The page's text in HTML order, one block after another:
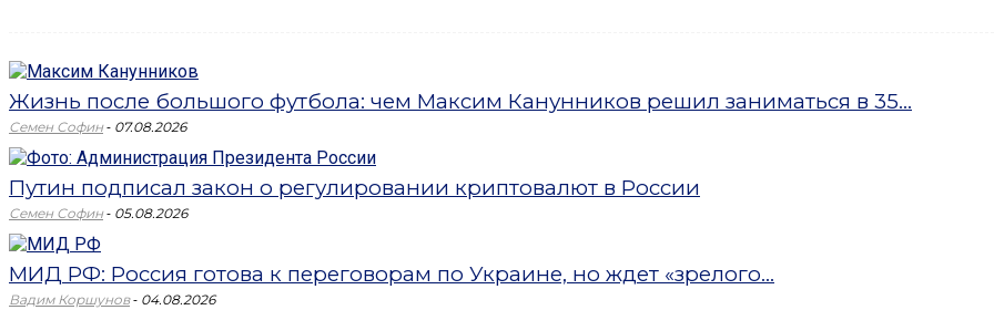
Жизнь после большого футбола: чем Максим Канунников решил заниматься в 35...
Семен Софин - 07.08.2026
Путин подписал закон о регулировании криптовалют в России
Семен Софин - 05.08.2026
МИД РФ: Россия готова к переговорам по Украине, но ждет «зрелого...
Вадим Коршунов - 04.08.2026